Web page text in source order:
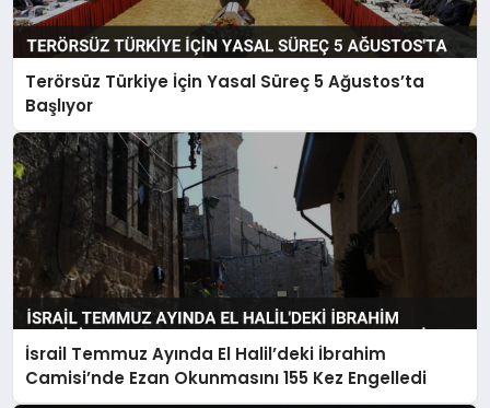
Terörsüz Türkiye İçin Yasal Süreç 5 Ağustos’ta
Başlıyor
İsrail Temmuz Ayında El Halil’deki İbrahim
Camisi’nde Ezan Okunmasını 155 Kez Engelledi